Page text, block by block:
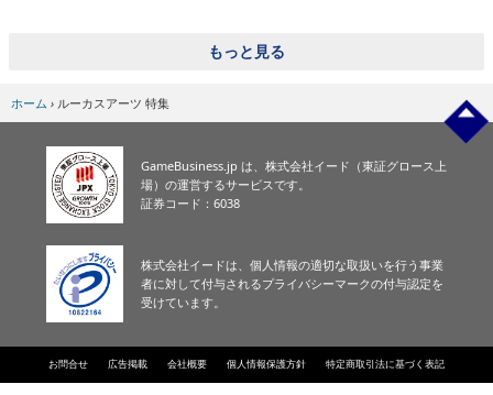
もっと見る
ホーム › ルーカスアーツ 特集
GameBusiness.jp は、株式会社イード（東証グロース上
場）の運営するサービスです。
証券コード：6038
株式会社イードは、個人情報の適切な取扱いを行う事業
者に対して付与されるプライバシーマークの付与認定を
受けています。
お問合せ 広告掲載 会社概要 個人情報保護方針 特定商取引法に基づく表記